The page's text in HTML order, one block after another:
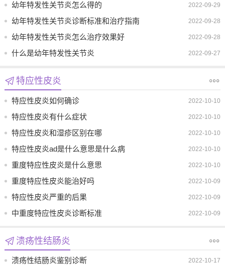
2022-09-29
幼年特发性关节炎怎么得的
2022-09-28
幼年特发性关节炎诊断标准和治疗指南
2022-09-28
幼年特发性关节炎怎么治疗效果好
2022-09-27
什么是幼年特发性关节炎
特应性皮炎
2022-10-10
特应性皮炎如何确诊
2022-10-10
特应性皮炎有什么症状
2022-10-10
特应性皮炎和湿疹区别在哪
2022-10-10
特应性皮炎ad是什么意思是什么病
2022-10-10
重度特应性皮炎是什么意思
2022-10-09
重度特应性皮炎能治好吗
2022-10-09
特应性皮炎严重的后果
2022-10-09
中重度特应性皮炎诊断标准
溃疡性结肠炎
2022-10-17
溃疡性结肠炎鉴别诊断